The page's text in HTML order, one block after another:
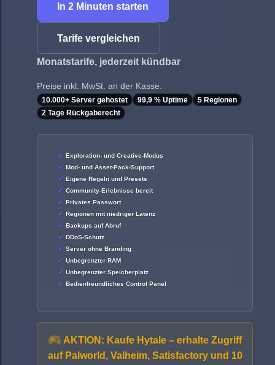
In 2 Minuten starten
Tarife vergleichen
Monatstarife, jederzeit kündbar
Preise inkl. MwSt. an der Kasse.
10.000+ Server gehostet 99,9 % Uptime
5 Regionen
2 Tage Rückgaberecht
Exploration- und Creative-Modus
Mod- und Asset-Pack-Support
Eigene Regeln und Presets
Community-Erlebnisse bereit
Privates Passwort
Regionen mit niedriger Latenz
Backups auf Abruf
DDoS-Schutz
Server ohne Branding
Unbegrenzter RAM
Unbegrenzter Speicherplatz
Bedienfreundliches Control Panel
AKTION: Kaufe Hytale – erhalte Zugriff
auf Palworld, Valheim, Satisfactory und 10